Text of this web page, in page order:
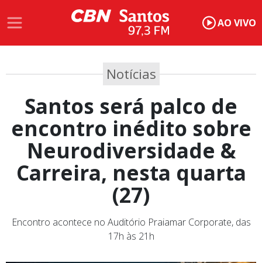
AO VIVO
Notícias
Santos será palco de
encontro inédito sobre
Neurodiversidade &
Carreira, nesta quarta
(27)
Encontro acontece no Auditório Praiamar Corporate, das
17h às 21h